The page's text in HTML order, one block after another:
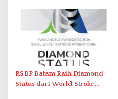
Perlawanan ke Petugas di
Bukik Batarah
RSBP Batam Raih Diamond
Status dari World Stroke